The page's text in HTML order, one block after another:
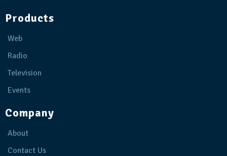
Products
Web
Radio
Television
Events
Company
About
Contact Us